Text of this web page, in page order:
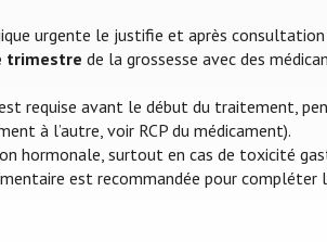
urgente le justifie et après
trimestre de la grossesse avec des
requise avant le début du traitement,
à l’autre, voir RCP du médicament).
hormonale, surtout en cas de toxicité
est recommandée pour